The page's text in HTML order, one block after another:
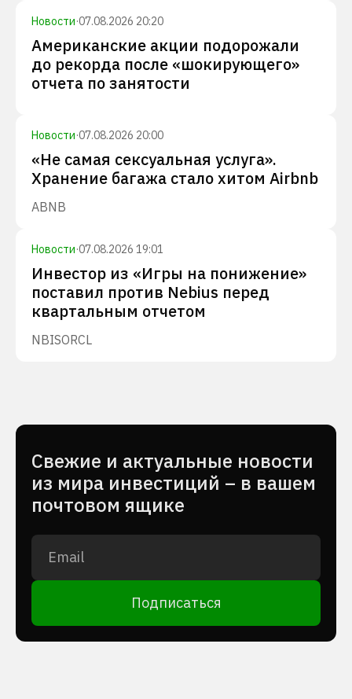
Новости·07.08.2026 20:20
Американские акции подорожали
до рекорда после «шокирующего»
отчета по занятости
Новости·07.08.2026 20:00
«Не самая сексуальная услуга».
Хранение багажа стало хитом Airbnb
ABNB
Новости·07.08.2026 19:01
Инвестор из «Игры на понижение»
поставил против Nebius перед
квартальным отчетом
NBISORCL
Cвежие и актуальные новости
из мира инвестиций – в вашем
почтовом ящике
Подписаться